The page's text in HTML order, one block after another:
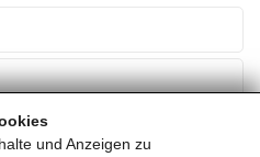
und Anzeigen zu